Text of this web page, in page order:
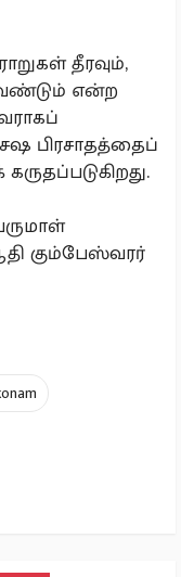
தீரவும்,
என்ற
பிரசாதத்தைப்
கும்பேஸ்வரர்